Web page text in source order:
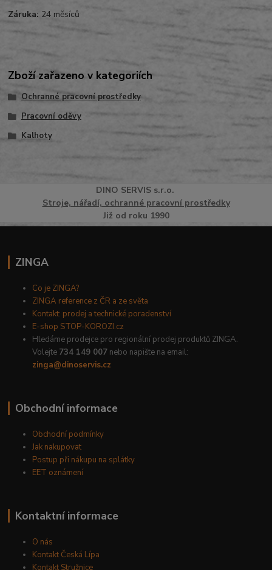
Záruka: 24 měsíců
Zboží zařazeno v kategoriích
Ochranné pracovní prostředky
Pracovní oděvy
Kalhoty
DINO SERVISs.r.o.
Stroje, nářadí, ochranné pracovní prostředky
Již od roku 1990
ZINGA
Co je ZINGA?
ZINGA reference z ČR a ze světa
Kontakt: prodej a technické poradenství
E-shop STOP-KOROZI.cz
Hledáme prodejce pro regionální prodej produktů ZINGA.
Volejte 734 149 007 nebo napište na email:
zinga@dinoservis.cz
Obchodní informace
Obchodní podmínky
Jak nakupovat
Postup při nákupu na splátky
EET oznámení
Kontaktní informace
O nás
Kontakt Česká Lípa
Kontakt Stružnice